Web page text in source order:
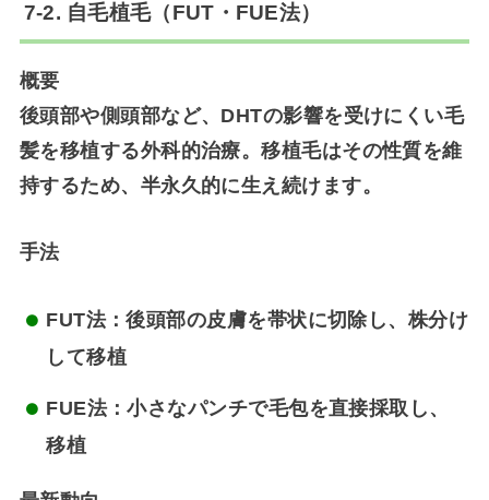
7-2. 自毛植毛（FUT・FUE法）
概要
後頭部や側頭部など、DHTの影響を受けにくい毛
髪を移植する外科的治療。移植毛はその性質を維
持するため、半永久的に生え続けます。
手法
FUT法：後頭部の皮膚を帯状に切除し、株分け
して移植
FUE法：小さなパンチで毛包を直接採取し、
移植